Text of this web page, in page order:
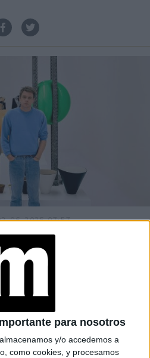
para nosotros
almacenamos y/o accedemos a
como cookies, y procesamos
06-2025 07:57
sucede a Chiuri
la nueva era de
Jonathan Anderson asume la
de la maison con un legado
inclusivo y cultural. ¿Qué
del nuevo rumbo?